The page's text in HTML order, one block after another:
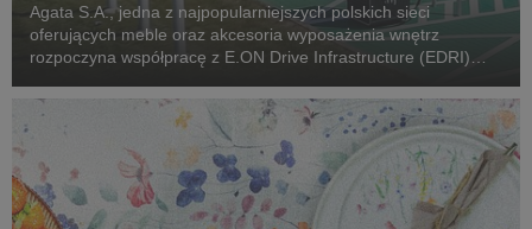
Agata S.A., jedna z najpopularniejszych polskich sieci
oferujących meble oraz akcesoria wyposażenia wnętrz
rozpoczyna współpracę z E.ON Drive Infrastructure (EDRI)
pojazdów elektrycznych. Jeszcze w tym roku, pr...